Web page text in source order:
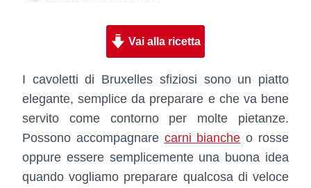
Vai alla ricetta
I cavoletti di Bruxelles sfiziosi sono un piatto
elegante, semplice da preparare e che va bene
servito come contorno per molte pietanze.
Possono accompagnare carni bianche o rosse
oppure essere semplicemente una buona idea
quando vogliamo preparare qualcosa di veloce